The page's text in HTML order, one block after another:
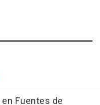
Fuentes de